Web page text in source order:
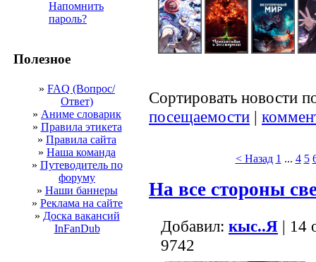
Напомнить
пароль?
Полезное
» FAQ (Вопрос/
Ответ)
» Аниме словарик
» Правила этикета
» Правила сайта
» Наша команда
» Путеводитель по
форуму
» Наши баннеры
» Реклама на сайте
» Доска вакансий
InFanDub
Сортировать новости
посещаемости |
< Назад 1 ... 4 5
На все стороны
Добавил: кыс..Я | 14
9742